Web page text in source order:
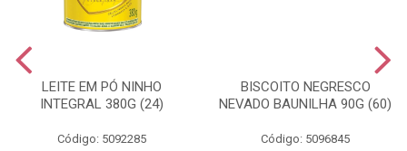
LEITE EM PÓ NINHO
INTEGRAL 380G (24)
Código: 5092285
BISCOITO NEGRESCO
NEVADO BAUNILHA 90G (60)
Código: 5096845